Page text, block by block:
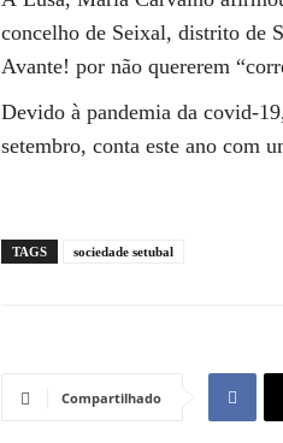
concelho de Seixal, distrito de
Avante! por não quererem
Devido à pandemia da covid-
setembro, conta este ano com
TAGS sociedade setubal
Compartilhado